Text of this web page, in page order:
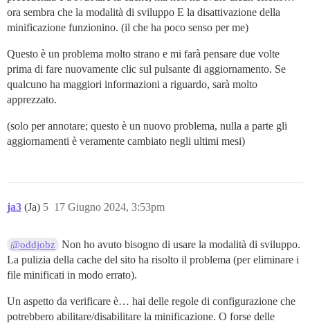
ora sembra che la modalità di sviluppo E la disattivazione della
minificazione funzionino. (il che ha poco senso per me)
Questo è un problema molto strano e mi farà pensare due volte
prima di fare nuovamente clic sul pulsante di aggiornamento. Se
qualcuno ha maggiori informazioni a riguardo, sarà molto
apprezzato.
(solo per annotare; questo è un nuovo problema, nulla a parte gli
aggiornamenti è veramente cambiato negli ultimi mesi)
ja3 (Ja) 17 Giugno 2024, 3:53pm
5
@oddjobz Non ho avuto bisogno di usare la modalità di sviluppo.
La pulizia della cache del sito ha risolto il problema (per eliminare i
file minificati in modo errato).
Un aspetto da verificare è… hai delle regole di configurazione che
potrebbero abilitare/disabilitare la minificazione. O forse delle